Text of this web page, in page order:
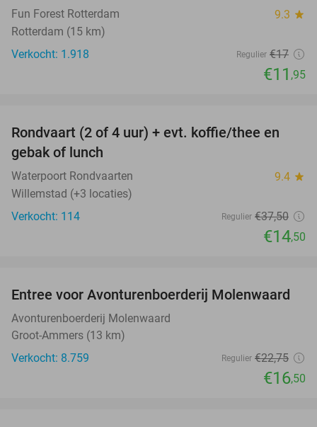
Fun Forest Rotterdam 9.3 star
Rotterdam (15 km)
Verkocht: 1.918
Regulier €17
€11 ,95
61%
Rondvaart (2 of 4 uur) + evt. koffie/thee en
gebak of lunch
Waterpoort Rondvaarten 9.4 star
Willemstad (+3 locaties)
Verkocht: 114
Regulier €37,50
€14,50
27%
Entree voor Avonturenboerderij Molenwaard
Avonturenboerderij Molenwaard
Groot-Ammers (13 km)
Verkocht: 8.759
Regulier €22,75
€16,50